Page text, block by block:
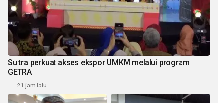
Sultra perkuat akses ekspor UMKM melalui program
GETRA
21 jam lalu